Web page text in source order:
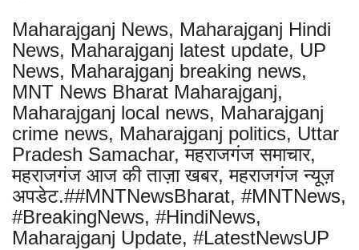
Maharajganj News, Maharajganj Hindi
News, Maharajganj latest update, UP
News, Maharajganj breaking news,
MNT News Bharat Maharajganj,
Maharajganj local news, Maharajganj
crime news, Maharajganj politics, Uttar
Pradesh Samachar, महराजगंज समाचार,
महराजगंज आज की ताज़ा खबर, महराजगंज न्यूज़
अपडेट.##MNTNewsBharat, #MNTNews,
#BreakingNews, #HindiNews,
Maharajganj Update, #LatestNewsUP